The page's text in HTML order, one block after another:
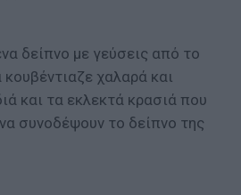
δείπνο με γεύσεις από το
χαλαρά και
και τα εκλεκτά κρασιά που
συνοδέψουν το δείπνο της